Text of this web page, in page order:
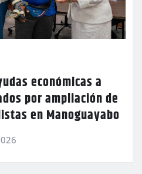
económicas a
por ampliación de
en Manoguayabo